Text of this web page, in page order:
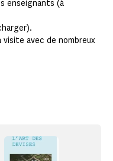
enseignants (à
avec de nombreux